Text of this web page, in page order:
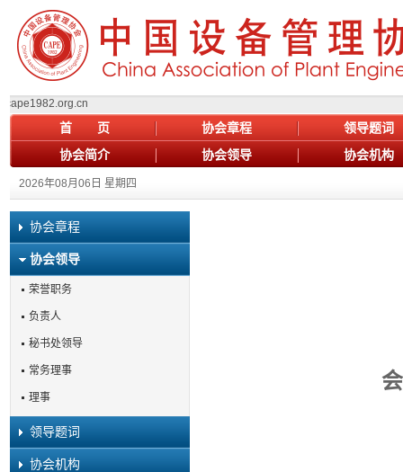
首 页 协会章程
领导题词
协会简介
协会领导 协会机构
2026年08月06日 星期四
协会章程
协会领导
荣誉职务
负责人
秘书处领导
常务理事
理事
领导题词
协会机构